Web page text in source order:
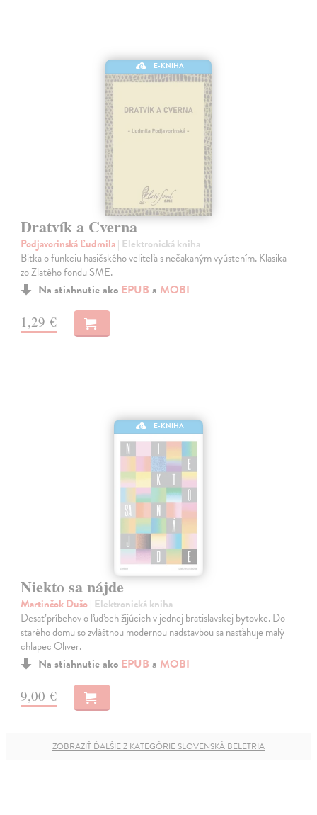
E-KNIHA
Dratvík a Cverna
Podjavorinská Ľudmila| Elektronická kniha
Bitka o funkciu hasičského veliteľa s nečakaným vyústením. Klasika
zo Zlatého fondu SME.
Na stiahnutie ako EPUB a MOBI
1,29 €
E-KNIHA
Niekto sa nájde
Martinčok Dušo| Elektronická kniha
Desať príbehov o ľuďoch žijúcich v jednej bratislavskej bytovke. Do
starého domu so zvláštnou modernou nadstavbou sa nasťahuje malý
chlapec Oliver.
Na stiahnutie ako EPUB a MOBI
9,00 €
ZOBRAZIŤ ĎALŠIE Z KATEGÓRIE SLOVENSKÁ BELETRIA